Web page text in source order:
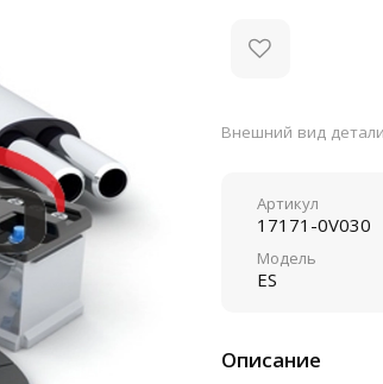
Внешний вид
Описание
Артикул
17171-0V030
Модель
ES